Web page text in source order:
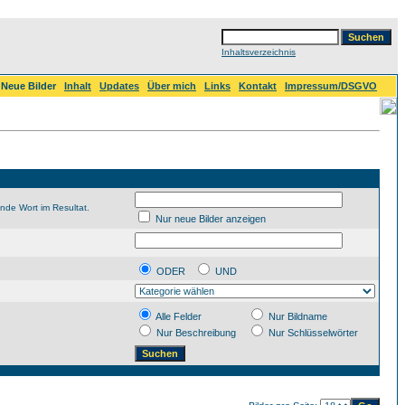
Inhaltsverzeichnis
Neue Bilder Inhalt Updates Über mich Links Kontakt
Impressum/DSGVO
Wort im Resultat.
Nur neue Bilder anzeigen
ODER
UND
Alle Felder
Nur Bildname
Nur Beschreibung
Nur Schlüsselwörter